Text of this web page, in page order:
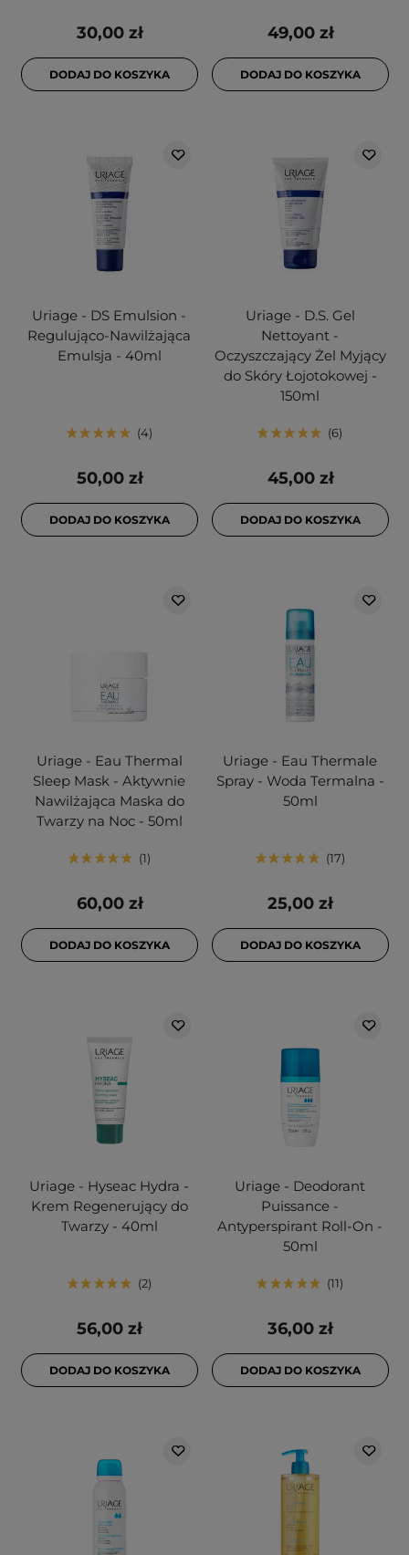
30,00 zł
DODAJ DO KOSZYKA
49,00 zł
DODAJ DO KOSZYKA
Uriage - DS Emulsion -
Regulująco-Nawilżająca
Emulsja - 40ml
4
50,00 zł
DODAJ DO KOSZYKA
Uriage - D.S. Gel
Nettoyant -
Oczyszczający Żel Myjący
do Skóry Łojotokowej -
150ml
6
45,00 zł
DODAJ DO KOSZYKA
Uriage - Eau Thermal
Sleep Mask - Aktywnie
Nawilżająca Maska do
Twarzy na Noc - 50ml
1
60,00 zł
DODAJ DO KOSZYKA
Uriage - Eau Thermale
Spray - Woda Termalna -
50ml
17
25,00 zł
DODAJ DO KOSZYKA
Uriage - Hyseac Hydra -
Krem Regenerujący do
Twarzy - 40ml
2
56,00 zł
DODAJ DO KOSZYKA
Uriage - Deodorant
Puissance -
Antyperspirant Roll-On -
50ml
11
36,00 zł
DODAJ DO KOSZYKA